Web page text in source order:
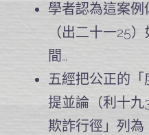
學者認為這案例
（出二十一25
間…
五經把公正的「
提並論（利十
欺詐行徑」列為